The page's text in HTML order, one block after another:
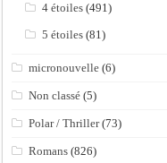
4 étoiles (491)
5 étoiles (81)
micronouvelle (6)
Non classé (5)
Polar / Thriller(73)
Romans (826)